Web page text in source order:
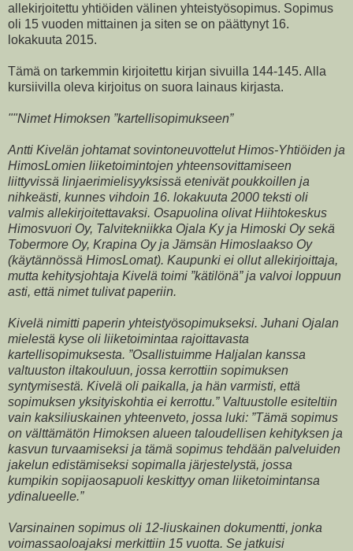
allekirjoitettu yhtiöiden välinen yhteistyösopimus. Sopimus
oli 15 vuoden mittainen ja siten se on päättynyt 16.
lokakuuta 2015.
Tämä on tarkemmin kirjoitettu kirjan sivuilla 144-145. Alla
kursiivilla oleva kirjoitus on suora lainaus kirjasta.
""Nimet Himoksen ”kartellisopimukseen”
Antti Kivelän johtamat sovintoneuvottelut Himos-Yhtiöiden ja
HimosLomien liiketoimintojen yhteensovittamiseen
liittyvissä linjaerimielisyyksissä etenivät poukkoillen ja
nihkeästi, kunnes vihdoin 16. lokakuuta 2000 teksti oli
valmis allekirjoitettavaksi. Osapuolina olivat Hiihtokeskus
Himosvuori Oy, Talvitekniikka Ojala Ky ja Himoski Oy sekä
Tobermore Oy, Krapina Oy ja Jämsän Himoslaakso Oy
(käytännössä HimosLomat). Kaupunki ei ollut allekirjoittaja,
mutta kehitysjohtaja Kivelä toimi ”kätilönä” ja valvoi loppuun
asti, että nimet tulivat paperiin.
Kivelä nimitti paperin yhteistyösopimukseksi. Juhani Ojalan
mielestä kyse oli liiketoimintaa rajoittavasta
kartellisopimuksesta. ”Osallistuimme Haljalan kanssa
valtuuston iltakouluun, jossa kerrottiin sopimuksen
syntymisestä. Kivelä oli paikalla, ja hän varmisti, että
sopimuksen yksityiskohtia ei kerrottu.” Valtuustolle esiteltiin
vain kaksiliuskainen yhteenveto, jossa luki: ”Tämä sopimus
on välttämätön Himoksen alueen taloudellisen kehityksen ja
kasvun turvaamiseksi ja tämä sopimus tehdään palveluiden
jakelun edistämiseksi sopimalla järjestelystä, jossa
kumpikin sopijaosapuoli keskittyy oman liiketoimintansa
ydinalueelle.”
Varsinainen sopimus oli 12-liuskainen dokumentti, jonka
voimassaoloajaksi merkittiin 15 vuotta. Se jatkuisi